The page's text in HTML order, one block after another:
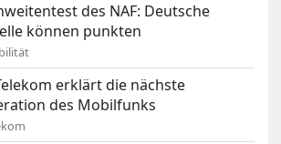
des NAF: Deutsche
können punkten
erklärt die nächste
des Mobilfunks